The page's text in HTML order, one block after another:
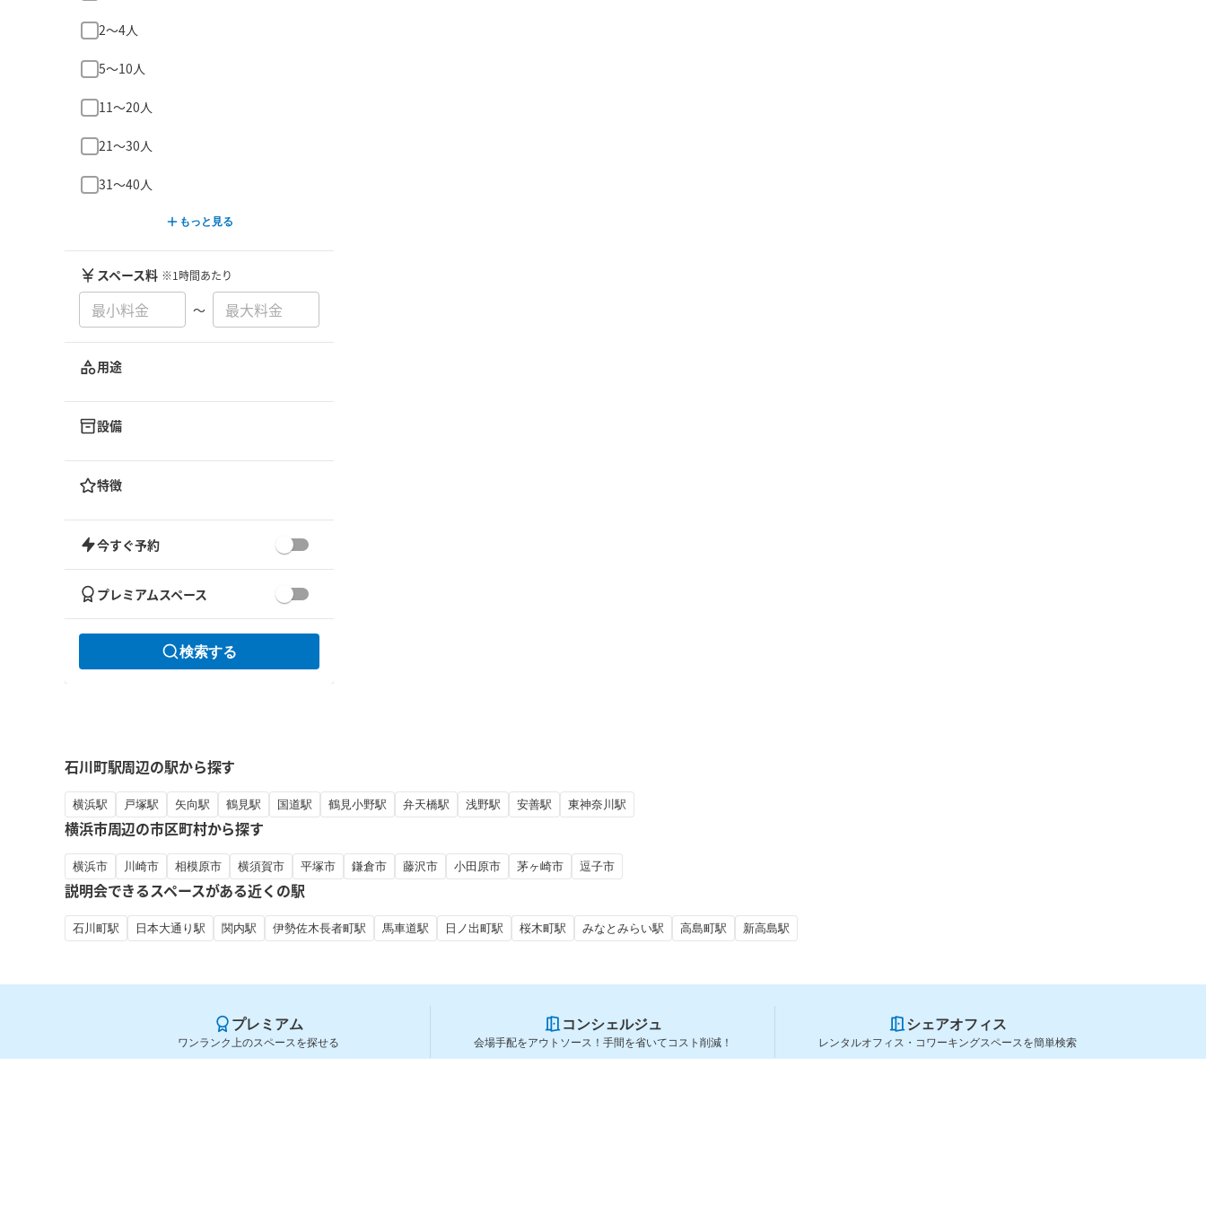
2〜4人
5〜10人
11〜20人
21〜30人
31〜40人
もっと見る
スペース料 ※1時間あたり
〜
用途
設備
特徴
今すぐ予約
プレミアムスペース
検索する
石川町駅周辺の駅から探す
横浜駅 戸塚駅 矢向駅 鶴見駅 国道駅 鶴見小野駅 弁天橋駅 浅野駅 安善駅 東神奈川駅
横浜市周辺の市区町村から探す
横浜市 川崎市 相模原市 横須賀市 平塚市 鎌倉市 藤沢市 小田原市 茅ヶ崎市 逗子市
説明会できるスペースがある近くの駅
石川町駅 日本大通り駅 関内駅 伊勢佐木長者町駅 馬車道駅 日ノ出町駅 桜木町駅 みなとみらい駅 高島町駅 新高島駅
プレミアム
ワンランク上のスペースを探せる
コンシェルジュ
会場手配をアウトソース！手間を省いてコスト削減！
シェアオフィス
レンタルオフィス・コワーキングスペースを簡単検索